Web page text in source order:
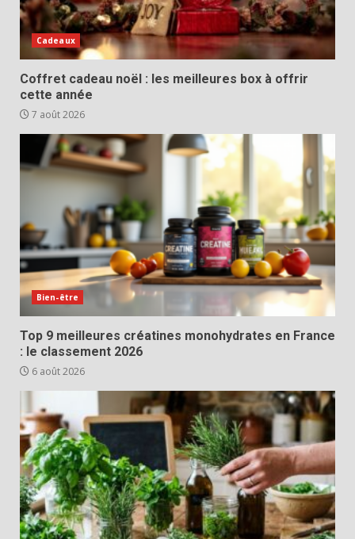
Cadeaux
Coffret cadeau noël : les meilleures box à offrir
cette année
7 août 2026
Bien-être
Top 9 meilleures créatines monohydrates en France
: le classement 2026
6 août 2026